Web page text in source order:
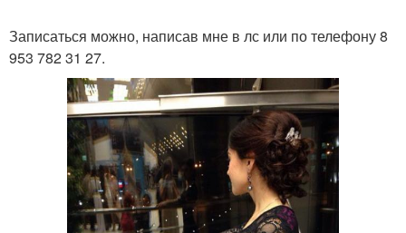
Записаться можно, написав мне в лс или по телефону 8
953 782 31 27.